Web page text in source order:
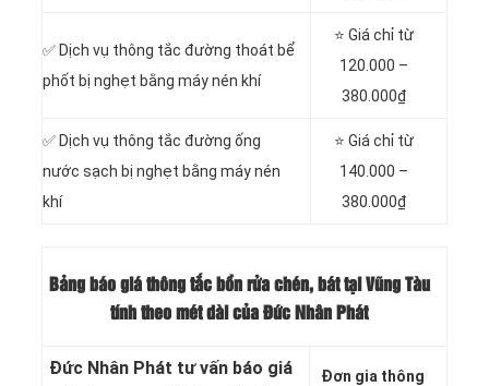
✅ Dịch vụ thông tắc đường thoát bể
phốt bị nghẹt bằng máy nén khí
⭐ Giá chỉ từ
120.000 –
380.000₫
✅ Dịch vụ thông tắc đường ống
nước sạch bị nghẹt bằng máy nén
khí
⭐ Giá chỉ từ
140.000 –
380.000₫
Bảng báo giá thông tắc bồn rửa chén, bát tại Vũng Tàu
tính theo mét dài của Đức Nhân Phát
Đức Nhân Phát tư vấn báo giá
Đơn gia thông